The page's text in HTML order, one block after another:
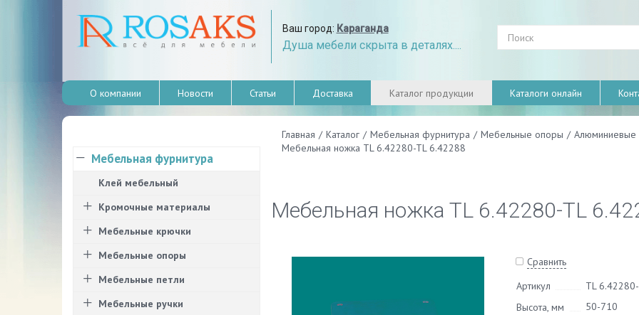
Ваш город: Караганда
Душа мебели скрыта в деталях....
О компании Новости Статьи Доставка Каталог продукции Каталоги онлайн
Главная / Каталог / Мебельная фурнитура / Мебельные опоры /
Мебельная ножка TL 6.42280-TL 6.42288
Мебельная ножка TL 6.42280-TL
Сравнить
Артикул
TL
Высота, мм
50-710
Мебельная фурнитура
Клей мебельный
Кромочные материалы
Мебельные крючки
Мебельные опоры
Мебельные петли
Мебельные ручки